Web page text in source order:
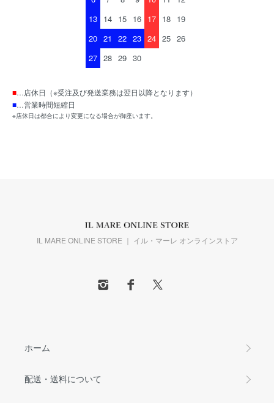
13 14 15 16 17 18 19
20 21 22 23 24 25 26
27 28 29 30
■…店休日（※受注及び発送業務は翌日以降となります）
■…営業時間短縮日
※店休日は都合により変更になる場合が御座います。
IL MARE ONLINE STORE ｜ イル・マーレ オンラインストア
ホーム
配送・送料について